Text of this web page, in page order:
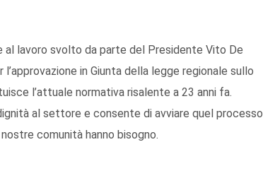
al lavoro svolto da parte del Presidente Vito De
in Giunta della legge regionale sullo
l’attuale normativa risalente a 23 anni fa.
al settore e consente di avviare quel processo
comunità hanno bisogno.